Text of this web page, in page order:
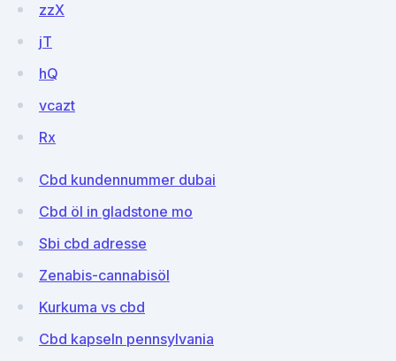
zzX
jT
hQ
vcazt
Rx
Cbd kundennummer dubai
Cbd öl in gladstone mo
Sbi cbd adresse
Zenabis-cannabisöl
Kurkuma vs cbd
Cbd kapseln pennsylvania